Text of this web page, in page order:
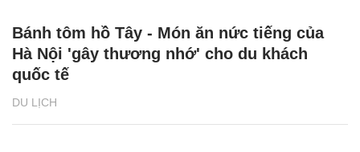
DU LỊCH
Bánh tôm hồ Tây - Món ăn nức tiếng của
Hà Nội 'gây thương nhớ' cho du khách
quốc tế